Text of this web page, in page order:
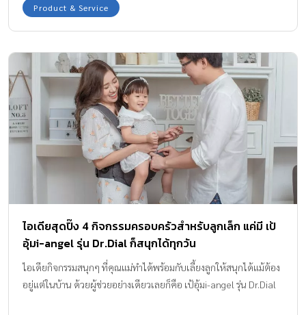
📞081-9976194
Product & Service
ไอเดียสุดปิ๊ง 4 กิจกรรมครอบครัวสำหรับลูกเล็ก แค่มี เป้
อุ้มi-angel รุ่น Dr.Dial ก็สนุกได้ทุกวัน
ไอเดียกิจกรรมสนุกๆ ที่คุณแม่ทำได้พร้อมกับเลี้ยงลูกให้สนุกได้แม้ต้อง
อยู่แต่ในบ้าน ด้วยผู้ช่วยอย่างเดียวเลยก็คือ เป้อุ้มi-angel รุ่น Dr.Dial